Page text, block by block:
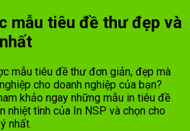
mẫu tiêu đề thư đẹp và
mẫu tiêu đề thư đơn giản, đẹp mà
cho doanh nghiệp của bạn?
khảo ngay những mẫu in tiêu đề
tình của In NSP và chọn cho
nhất.